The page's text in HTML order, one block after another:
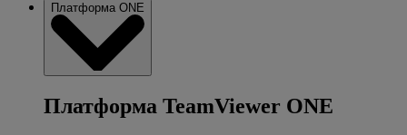
Платформа ONE
Платформа TeamViewer ONE